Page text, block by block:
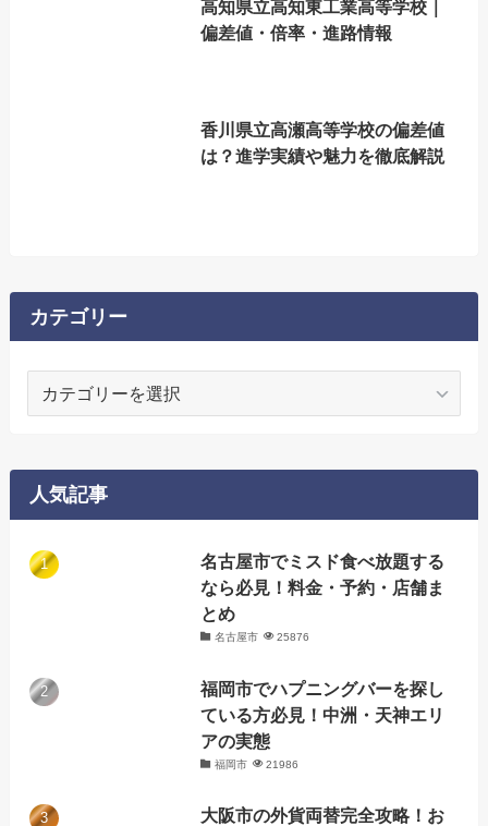
高知県立高知東工業高等学校｜
偏差値・倍率・進路情報
香川県立高瀬高等学校の偏差値
は？進学実績や魅力を徹底解説
カテゴリー
ー
人気記事
名古屋市でミスド食べ放題する
なら必見！料金・予約・店舗ま
とめ
名古屋市 25876
福岡市でハプニングバーを探し
ている方必見！中洲・天神エリ
アの実態
福岡市 21986
大阪市の外貨両替完全攻略！お